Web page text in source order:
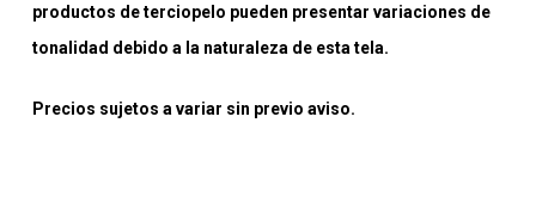
productos de terciopelo pueden presentar variaciones de
tonalidad debido a la naturaleza de esta tela.
Precios sujetos a variar sin previo aviso.